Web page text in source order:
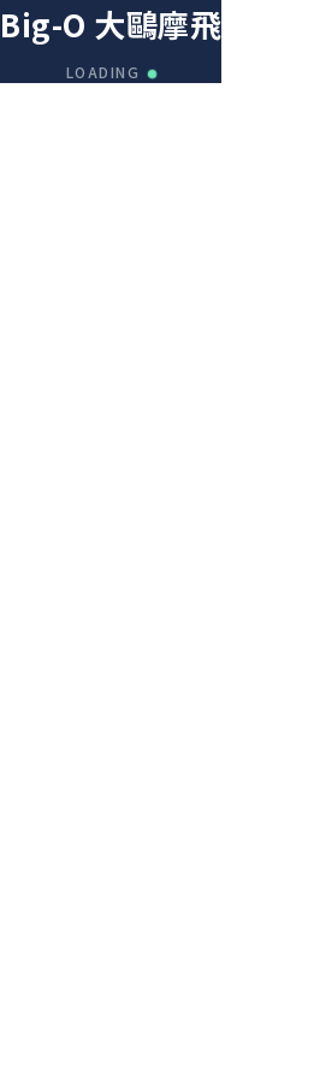
Big-O 大鷗摩飛
LOADING